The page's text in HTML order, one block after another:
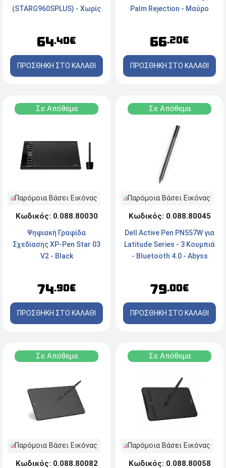
(STARG960SPLUS) - Χωρίς
64.40€
ΠΡΟΣΘΗΚΗ ΣΤΟ ΚΑΛΑΘΙ
Palm Rejection - Μαύρο
66.20€
ΠΡΟΣΘΗΚΗ ΣΤΟ ΚΑΛΑΘΙ
Σε Απόθεμα
Παρόμοια Βάσει Εικόνας
Κωδικός: 0.088.80030
Ψηφιακή Γραφίδα
Σχεδίασης XP-Pen Star 03
V2 - Black
74.90€
ΠΡΟΣΘΗΚΗ ΣΤΟ ΚΑΛΑΘΙ
Σε Απόθεμα
Παρόμοια Βάσει Εικόνας
Κωδικός: 0.088.80045
Dell Active Pen PN557W για
Latitude Series - 3 Κουμπιά
- Bluetooth 4.0 - Abyss
79.00€
ΠΡΟΣΘΗΚΗ ΣΤΟ ΚΑΛΑΘΙ
Σε Απόθεμα
Παρόμοια Βάσει Εικόνας
Κωδικός: 0.088.80082
Σε Απόθεμα
Παρόμοια Βάσει Εικόνας
Κωδικός: 0.088.80058